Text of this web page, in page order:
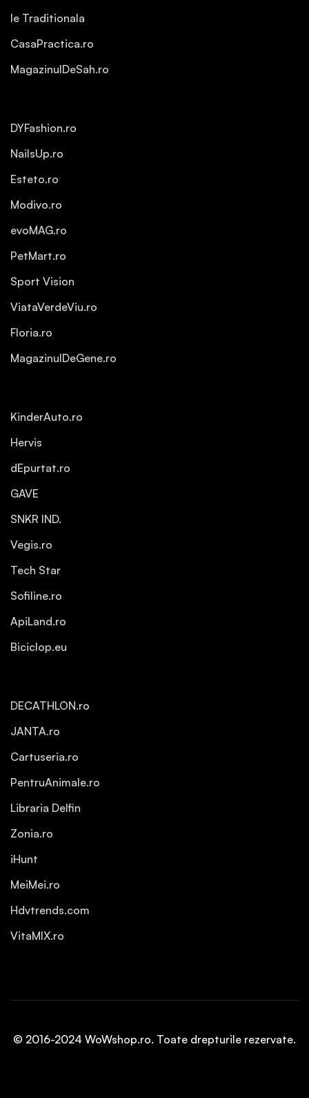
Ie Traditionala
CasaPractica.ro
MagazinulDeSah.ro
DYFashion.ro
NailsUp.ro
Esteto.ro
Modivo.ro
evoMAG.ro
PetMart.ro
Sport Vision
ViataVerdeViu.ro
Floria.ro
MagazinulDeGene.ro
KinderAuto.ro
Hervis
dEpurtat.ro
GAVE
SNKR IND.
Vegis.ro
Tech Star
Sofiline.ro
ApiLand.ro
Biciclop.eu
DECATHLON.ro
JANTA.ro
Cartuseria.ro
PentruAnimale.ro
Libraria Delfin
Zonia.ro
iHunt
MeiMei.ro
Hdvtrends.com
VitaMIX.ro
© 2016-2024 WoWshop.ro. Toate drepturile rezervate.